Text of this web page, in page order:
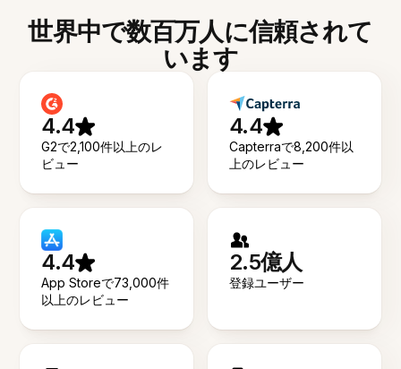
世界中で数百万人に信頼されて
います
4.4
G2で2,100件以上のレ
ビュー
4.4
Capterraで8,200件以
上のレビュー
4.4
App Storeで73,000件
以上のレビュー
2.5億人
登録ユーザー